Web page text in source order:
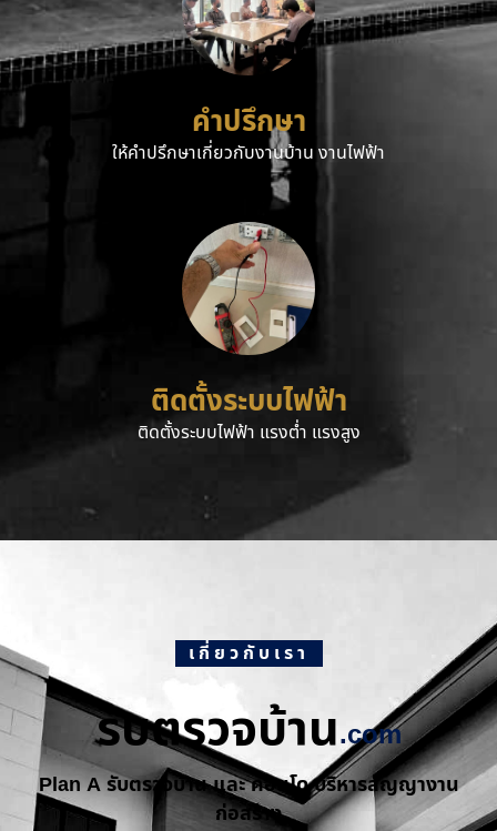
คำปรึกษา
ให้คำปรึกษาเกี่ยวกับงานบ้าน งานไฟฟ้า
ติดตั้งระบบไฟฟ้า
ติดตั้งระบบไฟฟ้า แรงต่ำ แรงสูง
เกี่ยวกับเรา
รับตรวจบ้าน.com
Plan A รับตรวจบ้าน และ คอนโด บริหารสัญญางาน
ก่อสร้าง